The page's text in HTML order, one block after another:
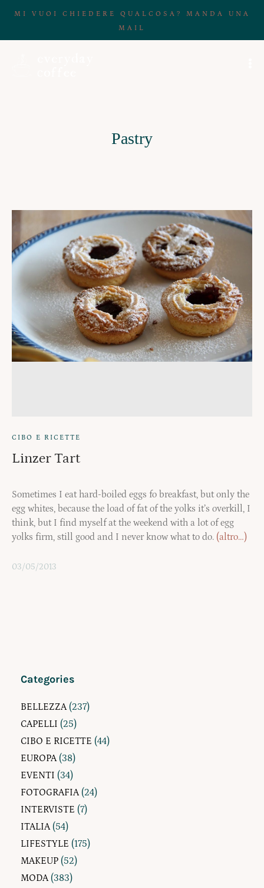
MI VUOI CHIEDERE QUALCOSA? MANDA UNA
MAIL
Pastry
CIBO E RICETTE
Linzer Tart
Sometimes I eat hard-boiled eggs fo breakfast, but only the
egg whites, because the load of fat of the yolks it’s overkill, I
think, but I find myself at the weekend with a lot of egg
yolks firm, still good and I never know what to do. (altro…)
03/05/2013
Categories
BELLEZZA(237)
CAPELLI (25)
CIBO E RICETTE (44)
EUROPA(38)
EVENTI (34)
FOTOGRAFIA(24)
INTERVISTE (7)
ITALIA(54)
LIFESTYLE (175)
MAKEUP (52)
MODA(383)